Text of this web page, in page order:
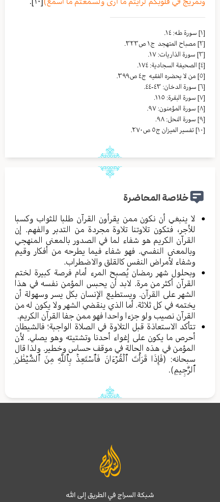
[١]
سورة طه: ١٤.
[٢]
مصباح المتهجد ج١ ص٣٢٣.
[٣]
سورة الذاريات: ١٧.
[٤]
الصحيفة السجادية: ١٧٤.
[٥]
من لا یحضره الفقیه ج٤ ص٣٩٩.
[٦]
سورة الدخان: ٤٣-٤٤.
[٧]
سورة البقرة: ١١٥.
[٨]
سورة المؤمنون: ٩٧.
[٩]
سورة النحل: ٩٨.
[١٠]
تفسير الميزان ج٥ ص٢٧٠.
خلاصة المحاضرة
لا ينبغي أن نكون ممن يقرأون القرآن طلبا للثواب وكسبا
للأجر، فتكون تلاوتنا تلاوة مجردة من التدبر والفهم. إن
القرآن الكريم هو شفاء لما في الصدور بالمعنى المنهجي
وبالمعنى النفسي. فهو شفاء فيما يطرحه من أفكار وقيم
وشفاء لأمراض النفس كالقلق والاضطراب.
وبحلول شهر رمضان يُصبح المرء أمام فرصة كبيرة لختم
القرآن أكثر من مرة. لابد أن يحبس المؤمن نفسه في هذا
الشهر على القرآن. ويستطيع الإنسان بكل يسر وسهولة أن
يختمه في كل ثلاثة. أما الذي ينقضي الشهر ولا يكون له من
القرآن نصيب ولو جزءا واحدا فهو ممن جفا القرآن الكريم.
تتأكد الاستعاذة قبل التلاوة في الصلاة الواجبة؛ فالشيطان
أحرص ما يكون على إغواء أحدنا وتشتيته وهو يصلي. لأن
المؤمن في هذه الحالة في موقف حساس وخطير. ولذا قال
سبحانه: (فَإِذَا قَرَأۡتَ ٱلۡقُرۡءَانَ فَٱسۡتَعِذۡ بِٱللَّهِ مِنَ ٱلشَّيۡطَٰنِ
ٱلرَّجِيمِ).
شبكة السراج في الطريق إلى الله